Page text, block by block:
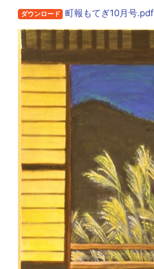
ダウンロード 町報もてぎ10月号.pdf